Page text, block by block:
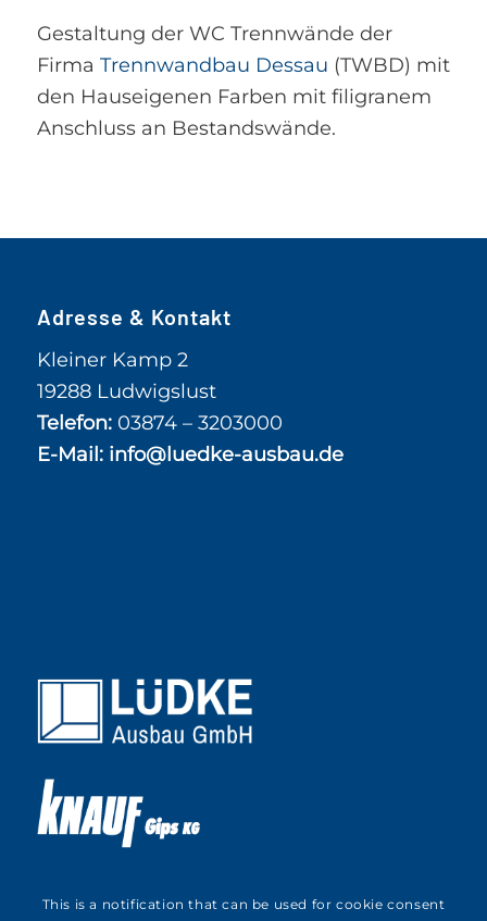
Gestaltung der WC Trennwände der
Firma Trennwandbau Dessau (TWBD) mit
den Hauseigenen Farben mit filigranem
Anschluss an Bestandswände.
Adresse & Kontakt
Kleiner Kamp 2
19288 Ludwigslust
Telefon:03874 – 3203000
E-Mail: info@luedke-ausbau.de
This is a notification that can be used for cookie consent